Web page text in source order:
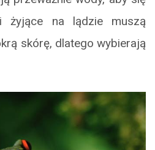
żyjące na lądzie muszą
skórę, dlatego wybierają